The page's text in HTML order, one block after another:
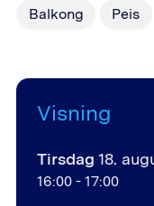
Balkong Peis
Visning
Tirsdag 18.
16:00- 17:00